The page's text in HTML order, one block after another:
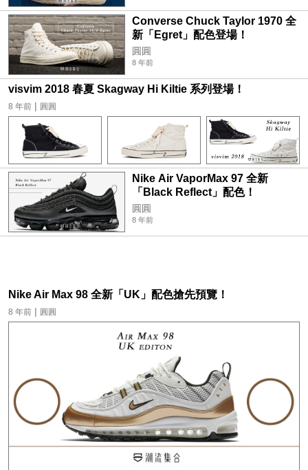
Converse Chuck Taylor 1970 全
新「Egret」配色登場！
圓圓
8 年前
visvim 2018 春夏 Skagway Hi Kiltie 系列登場！
8 年前 | 圓圓
Nike Air VaporMax 97 全新
「Black Reflect」配色！
圓圓
8 年前
Nike Air Max 98 全新「UK」配色搶先預覽！
8 年前 | 圓圓